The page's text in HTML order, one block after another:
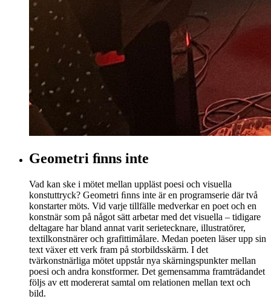
Geometri ﬁnns inte
Vad kan ske i mötet mellan uppläst poesi och visuella
konstuttryck? Geometri ﬁnns inte är en programserie där två
konstarter möts. Vid varje tillfälle medverkar en poet och en
konstnär som på något sätt arbetar med det visuella – tidigare
deltagare har bland annat varit serietecknare, illustratörer,
textilkonstnärer och grafittimålare. Medan poeten läser upp sin
text växer ett verk fram på storbildsskärm. I det
tvärkonstnärliga mötet uppstår nya skärningspunkter mellan
poesi och andra konstformer. Det gemensamma framträdandet
följs av ett modererat samtal om relationen mellan text och
bild.